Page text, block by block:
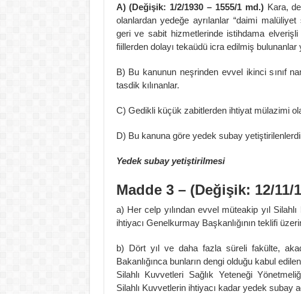
A) (Değişik: 1/2/1930 – 1555/1 md.) Kara,
olanlardan yedeğe ayrılanlar “daimi
geri ve sabit hizmetlerinde istihdama
fiillerden dolayı tekaüdü icra edilmiş bulunanlar
B) Bu kanunun neşrinden evvel ikinci sınıf
tasdik kılınanlar.
C) Gedikli küçük zabitlerden ihtiyat mülazimi
D) Bu kanuna göre yedek subay
Yedek subay yetiştirilmesi
Madde 3 – (Değişik: 12/11/
a) Her celp yılından evvel müteakip yıl
ihtiyacı Genelkurmay Başkanlığının teklifi
b) Dört yıl ve daha fazla süreli fakülte,
Bakanlığınca bunların dengi olduğu kabul
Silahlı Kuvvetleri Sağlık Yeteneği
Silahlı Kuvvetlerin ihtiyacı kadar yedek subay